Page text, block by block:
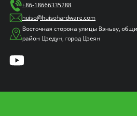
+86-18666335288
huiso@huisohardware.com
Восточная сторона улицы Вэньву,
район Цзедун, город Цзеян